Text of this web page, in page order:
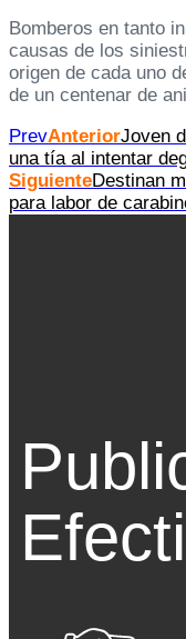
Bomberos en tanto
causas de los
origen de cada uno
de un centenar de
PrevAnteriorJoven
una tía al intentar
SiguienteDestinan
para labor de